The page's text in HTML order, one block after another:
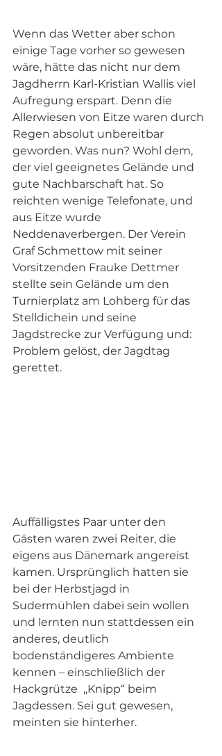
Wenn das Wetter aber schon
einige Tage vorher so gewesen
wäre, hätte das nicht nur dem
Jagdherrn Karl-Kristian Wallis viel
Aufregung erspart. Denn die
Allerwiesen von Eitze waren durch
Regen absolut unbereitbar
geworden. Was nun? Wohl dem,
der viel geeignetes Gelände und
gute Nachbarschaft hat. So
reichten wenige Telefonate, und
aus Eitze wurde
Neddenaverbergen. Der Verein
Graf Schmettow mit seiner
Vorsitzenden Frauke Dettmer
stellte sein Gelände um den
Turnierplatz am Lohberg für das
Stelldichein und seine
Jagdstrecke zur Verfügung und:
Problem gelöst, der Jagdtag
gerettet.
Auffälligstes Paar unter den
Gästen waren zwei Reiter, die
eigens aus Dänemark angereist
kamen. Ursprünglich hatten sie
bei der Herbstjagd in
Sudermühlen dabei sein wollen
und lernten nun stattdessen ein
anderes, deutlich
bodenständigeres Ambiente
kennen – einschließlich der
Hackgrütze  „Knipp“ beim
Jagdessen. Sei gut gewesen,
meinten sie hinterher.